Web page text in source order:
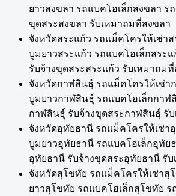
ยาวสงขลา รถแบคโฮเล็กสงขลา ร
ขุดสระสงขลา รับเหมาถมที่สงขลา
จังหวัดสระแก้ว รถแม็คโครให้เช่า
บูมยาวสระแก้ว รถแบคโฮเล็กสระ
รับจ้างขุดสระสระแก้ว รับเหมาถม
จังหวัดกาฬสินธุ์ รถแม็คโครให้เช่
บูมยาวกาฬสินธุ์ รถแบคโฮเล็กกาฬ
กาฬสินธุ์ รับจ้างขุดสระกาฬสินธุ์ รั
จังหวัดอุทัยธานี รถแม็คโครให้เช่า
บูมยาวอุทัยธานี รถแบคโฮเล็กอุทัย
อุทัยธานี รับจ้างขุดสระอุทัยธานี รั
จังหวัดสุโขทัย รถแม็คโครให้เช่าสุ
ยาวสุโขทัย รถแบคโฮเล็กสุโขทัย ร